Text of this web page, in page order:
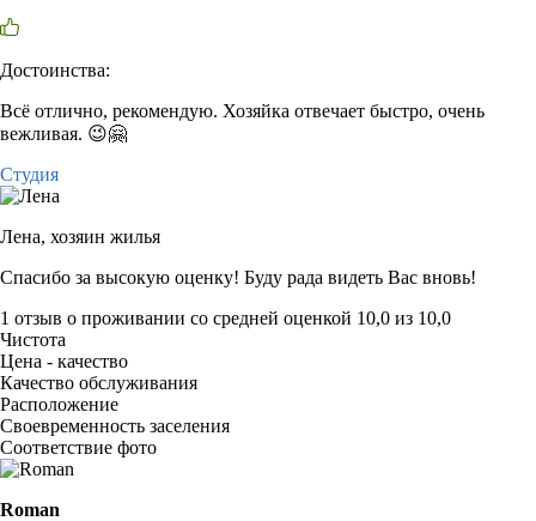
Достоинства:
Всё отлично, рекомендую. Хозяйка отвечает быстро, очень
вежливая. 😉🤗
Студия
Лена, хозяин жилья
Спасибо за высокую оценку! Буду рада видеть Вас вновь!
1 отзыв о проживании со средней оценкой 10,0 из 10,0
Чистота
Цена - качество
Качество обслуживания
Расположение
Своевременность заселения
Соответствие фото
Roman